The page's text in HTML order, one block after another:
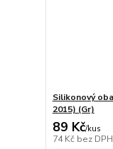
Silikonový
2015) (Gr)
89 Kč/kus
74 Kč bez DPH